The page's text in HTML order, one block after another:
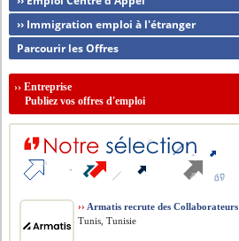
›› Immigration emploi à l'étranger
Parcourir les Offres
››Entreprise
Publiez vos offres d'emploi
›› Armatis recrute des Collaborateurs
Tunis, Tunisie